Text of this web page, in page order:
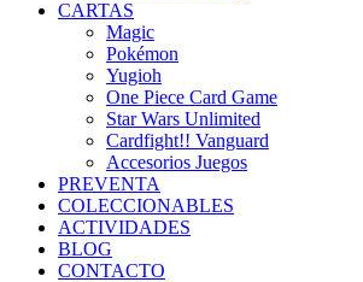
CARTAS
Magic
Pokémon
Yugioh
One Piece Card Game
Star Wars Unlimited
Cardfight!! Vanguard
Accesorios Juegos
PREVENTA
COLECCIONABLES
ACTIVIDADES
BLOG
CONTACTO